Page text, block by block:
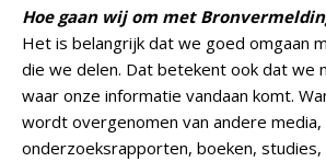
Hoe gaan wij om met
Het is belangrijk dat we goed omgaan
die we delen. Dat betekent ook dat we
waar onze informatie vandaan komt.
wordt overgenomen van andere media,
onderzoeksrapporten, boeken,